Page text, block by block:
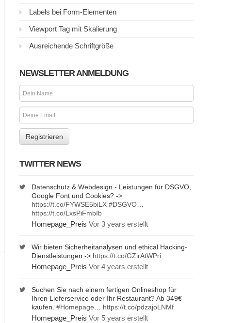
Labels bei Form-Elementen
Viewport Tag mit Skalierung
Ausreichende Schriftgröße
NEWSLETTER ANMELDUNG
TWITTER NEWS
Datenschutz & Webdesign - Leistungen für DSGVO,
Google Font und Cookies? ->
https://t.co/FYWSE5biLX #DSGVO…
https://t.co/LxsPiFmbIb
Homepage_Preis Vor 3 years erstellt
Wir bieten Sicherheitanalysen und ethical Hacking-
Dienstleistungen -> https://t.co/GZirAtWPri
Homepage_Preis Vor 4 years erstellt
Suchen Sie nach einem fertigen Onlineshop für
Ihren Lieferservice oder Ihr Restaurant? Ab 349€
kaufen. #Homepage https://t.co/pdzajoLNMf
Homepage_Preis Vor 5 years erstellt